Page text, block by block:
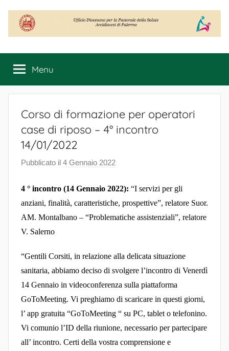
contenuto
per
Pastorale
Salute
Menu
Corso di formazione per operatori
case di riposo – 4° incontro
14/01/2022
Pubblicato il 4 Gennaio 2022
F
r
a
e
s
c
o
C
4 ° incontro (14 Gennaio 2022): “I servizi per gli
anziani, finalità, caratteristiche, prospettive”, relatore Suor.
AM. Montalbano – “Problematiche assistenziali”, relatore
V. Salerno
“Gentili Corsiti, in relazione alla delicata situazione
sanitaria, abbiamo deciso di svolgere l’incontro di Venerdì
14 Gennaio in videoconferenza sulla piattaforma
GoToMeeting. Vi preghiamo di scaricare in questi giorni,
l’ app gratuita “GoToMeeting “ su PC, tablet o telefonino.
Vi comunio l’ID della riunione, necessario per partecipare
all’ incontro. Certi della vostra comprensione e